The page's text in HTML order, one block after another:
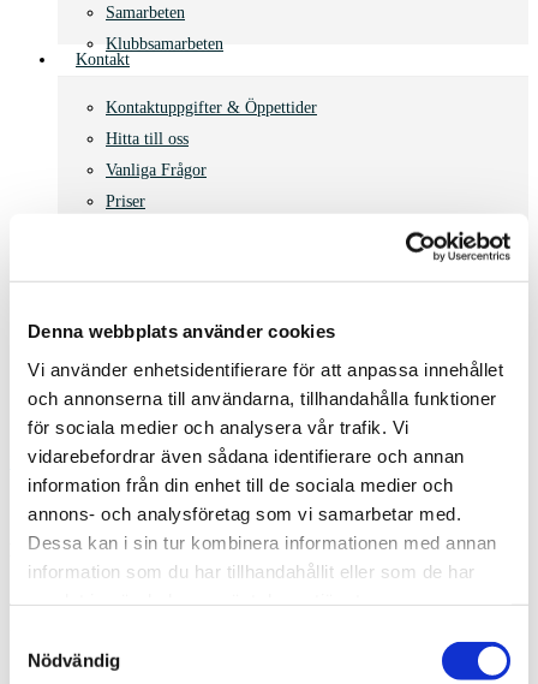
Denna webbplats använder cookies
Vi använder enhetsidentifierare för att anpassa innehållet
och annonserna till användarna, tillhandahålla funktioner
för sociala medier och analysera vår trafik. Vi
vidarebefordrar även sådana identifierare och annan
information från din enhet till de sociala medier och
annons- och analysföretag som vi samarbetar med.
Dessa kan i sin tur kombinera informationen med annan
information som du har tillhandahållit eller som de har
Nödvändig
Samarbeten
Klubbsamarbeten
Kontakt
Kontaktuppgifter & Öppettider
Hitta till oss
Vanliga Frågor
Priser
BOKA TID
facebook instagram
Fysioterapi & Handterapi Fotskador
Rehabilitering
Fotskador